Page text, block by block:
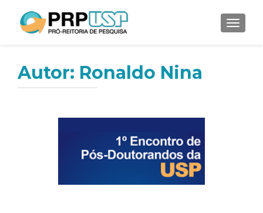
Autor: Ronaldo Nina